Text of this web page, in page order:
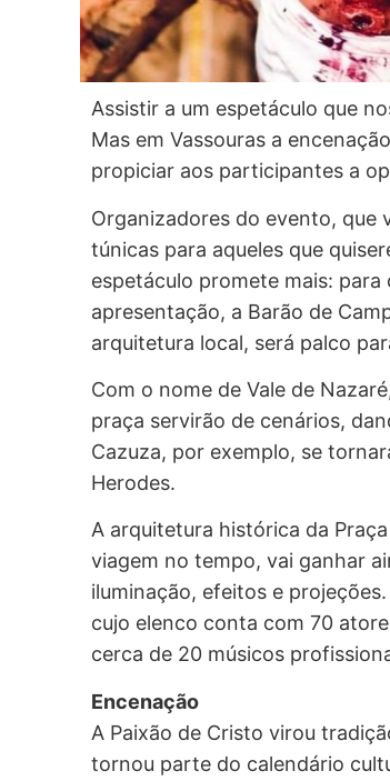
Assistir a um espetáculo que
Mas em Vassouras a
propiciar aos participantes a
Organizadores do evento, que
túnicas para aqueles que
espetáculo promete mais: para
apresentação, a Barão de
arquitetura local, será palco
Com o nome de Vale de
praça servirão de cenários,
Cazuza, por exemplo, se
Herodes.
A arquitetura histórica da
viagem no tempo, vai ganhar
iluminação, efeitos e
cujo elenco conta com 70
cerca de 20 músicos
Encenação
A Paixão de Cristo virou
tornou parte do calendário